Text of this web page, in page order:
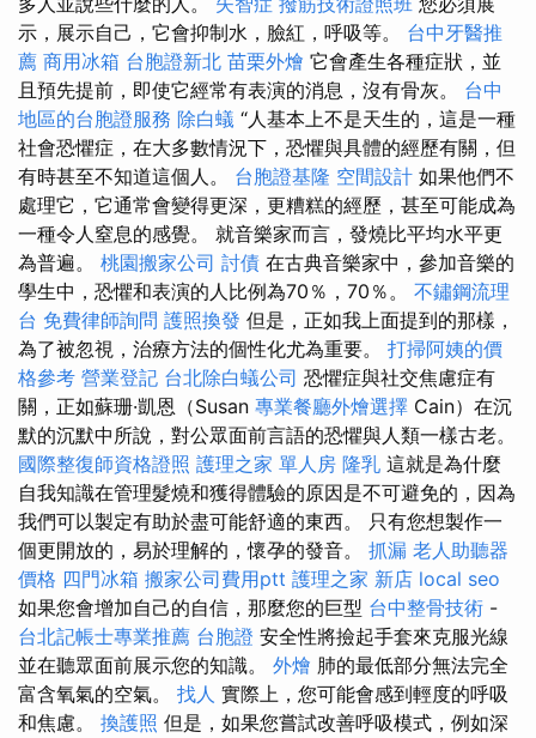
示，展示自己，它會抑制水，臉紅，呼吸等。 台中牙醫推
薦 商用冰箱 台胞證新北 苗栗外燴 它會產生各種症狀，並
且預先提前，即使它經常有表演的消息，沒有骨灰。 台中
地區的台胞證服務 除白蟻 “人基本上不是天生的，這是一種
社會恐懼症，在大多數情況下，恐懼與具體的經歷有關，但
有時甚至不知道這個人。 台胞證基隆 空間設計 如果他們不
處理它，它通常會變得更深，更糟糕的經歷，甚至可能成為
一種令人窒息的感覺。 就音樂家而言，發燒比平均水平更
為普遍。 桃園搬家公司 討債 在古典音樂家中，參加音樂的
學生中，恐懼和表演的人比例為70％，70％。 不鏽鋼流理
台 免費律師詢問 護照換發 但是，正如我上面提到的那樣，
為了被忽視，治療方法的個性化尤為重要。 打掃阿姨的價
格參考 營業登記 台北除白蟻公司 恐懼症與社交焦慮症有
關，正如蘇珊·凱恩（Susan 專業餐廳外燴選擇 Cain）在沉
默的沉默中所說，對公眾面前言語的恐懼與人類一樣古老。
國際整復師資格證照 護理之家 單人房 隆乳 這就是為什麼
自我知識在管理髮燒和獲得體驗的原因是不可避免的，因為
我們可以製定有助於盡可能舒適的東西。 只有您想製作一
個更開放的，易於理解的，懷孕的發音。 抓漏 老人助聽器
價格 四門冰箱 搬家公司費用ptt 護理之家 新店 local seo
如果您會增加自己的自信，那麼您的巨型 台中整骨技術 -
台北記帳士專業推薦 台胞證 安全性將撿起手套來克服光線
並在聽眾面前展示您的知識。 外燴 肺的最低部分無法完全
富含氧氣的空氣。 找人 實際上，您可能會感到輕度的呼吸
和焦慮。 換護照 但是，如果您嘗試改善呼吸模式，例如深